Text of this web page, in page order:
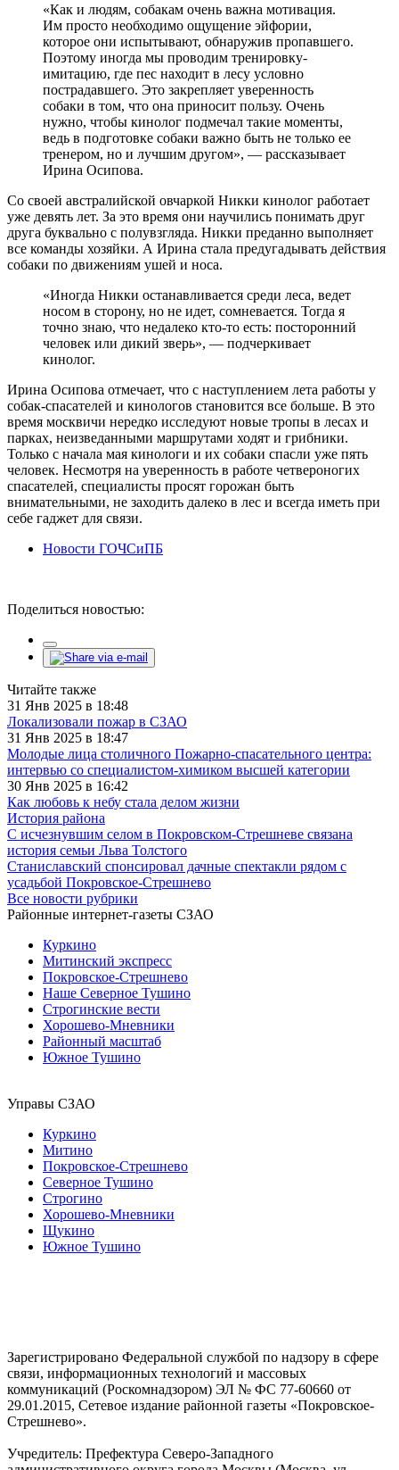
«Как и людям, собакам очень важна мотивация.
Им просто необходимо ощущение эйфории,
которое они испытывают, обнаружив пропавшего.
Поэтому иногда мы проводим тренировку-
имитацию, где пес находит в лесу условно
пострадавшего. Это закрепляет уверенность
собаки в том, что она приносит пользу. Очень
нужно, чтобы кинолог подмечал такие моменты,
ведь в подготовке собаки важно быть не только ее
тренером, но и лучшим другом», — рассказывает
Ирина Осипова.
Со своей австралийской овчаркой Никки кинолог работает
уже девять лет. За это время они научились понимать друг
друга буквально с полувзгляда. Никки преданно выполняет
все команды хозяйки. А Ирина стала предугадывать действия
собаки по движениям ушей и носа.
«Иногда Никки останавливается среди леса, ведет
носом в сторону, но не идет, сомневается. Тогда я
точно знаю, что недалеко кто-то есть: посторонний
человек или дикий зверь», — подчеркивает
кинолог.
Ирина Осипова отмечает, что с наступлением лета работы у
собак-спасателей и кинологов становится все больше. В это
время москвичи нередко исследуют новые тропы в лесах и
парках, неизведанными маршрутами ходят и грибники.
Только с начала мая кинологи и их собаки спасли уже пять
человек. Несмотря на уверенность в работе четвероногих
спасателей, специалисты просят горожан быть
внимательными, не заходить далеко в лес и всегда иметь при
себе гаджет для связи.
Новости ГОЧСиПБ
Поделиться новостью:
Читайте также
31 Янв 2025 в 18:48
Локализовали пожар в СЗАО
31 Янв 2025 в 18:47
Молодые лица столичного Пожарно-спасательного центра:
интервью со специалистом-химиком высшей категории
30 Янв 2025 в 16:42
Как любовь к небу стала делом жизни
История района
С исчезнувшим селом в Покровском-Стрешневе связана
история семьи Льва Толстого
Станиславский спонсировал дачные спектакли рядом с
усадьбой Покровское-Стрешнево
Все новости рубрики
Районные интернет-газеты СЗАО
Куркино
Митинский экспресс
Покровское-Стрешнево
Наше Северное Тушино
Строгинские вести
Хорошево-Мневники
Районный масштаб
Южное Тушино
Управы СЗАО
Куркино
Митино
Покровское-Стрешнево
Северное Тушино
Строгино
Хорошево-Мневники
Щукино
Южное Тушино
Зарегистрировано Федеральной службой по надзору в сфере
связи, информационных технологий и массовых
коммуникаций (Роскомнадзором) ЭЛ № ФС 77-60660 от
29.01.2015, Сетевое издание районной газеты «Покровское-
Стрешнево».
Учредитель: Префектура Северо-Западного